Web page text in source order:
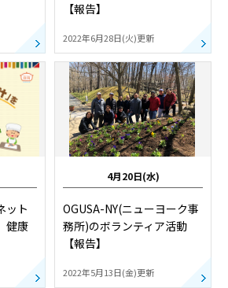
ャルメディア一覧
【報告】
2022年6月28日(火)更新
ット
健康
4月20日(水)
OGUSA-NY(ニューヨーク事
務所)のボランティア活動
【報告】
2022年5月13日(金)更新